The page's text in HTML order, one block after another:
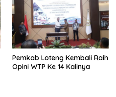
Pemkab Loteng Kembali Raih
Opini WTP Ke 14 Kalinya